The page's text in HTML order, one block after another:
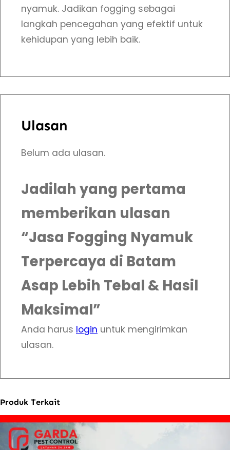
nyamuk. Jadikan fogging sebagai
langkah pencegahan yang efektif untuk
kehidupan yang lebih baik.
Ulasan
Belum ada ulasan.
Jadilah yang pertama
memberikan ulasan
“Jasa Fogging Nyamuk
Terpercaya di Batam
Asap Lebih Tebal & Hasil
Maksimal”
Anda harus login untuk mengirimkan
ulasan.
Produk Terkait